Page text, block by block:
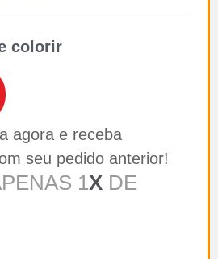
colorir
agora e receba
seu pedido anterior!
1XDE